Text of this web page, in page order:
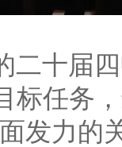
十届四
标任务
发力的